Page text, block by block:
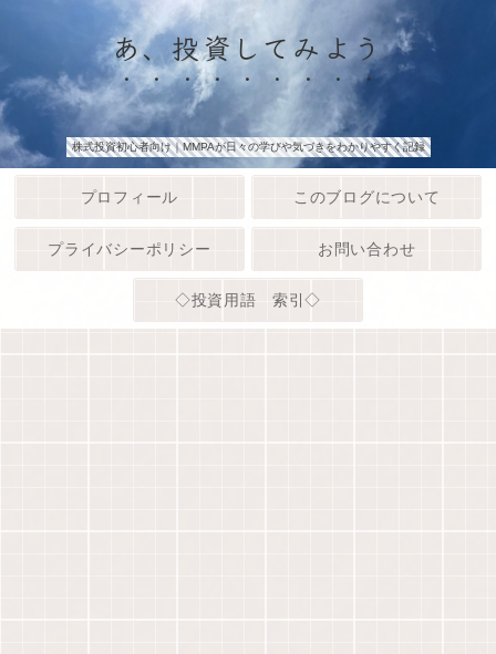
あ、投資してみよう
株式投資初心者向け｜MMPAが日々の学びや気づきをわかりやすく記録
プロフィール このブログについて
プライバシーポリシー お問い合わせ
◇投資用語 索引◇